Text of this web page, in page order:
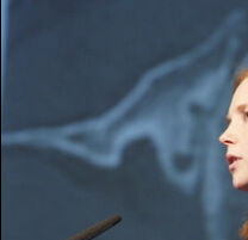
Show accessibility statement